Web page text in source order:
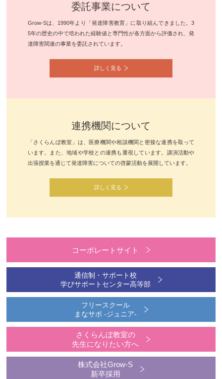
委託事業について
Grow-Sは、1990年より「発達障害教育」に取り組んできました。3
5年の歴史の中で培われた経験値と専門性が各方面から評価され、発
達障害関連の事業を委託されています。
詳しく見る
連携機関について
「さくらんぼ教室」は、医療機関や相談機関と密接な連携を取って
います。また、地域や学校との連携も重視しています。講演活動や
出張授業を通じて発達障害についての啓蒙活動を展開しています。
詳しく見る
コーポレートサイト
通信制・サポート校
学びサポートセンター高等部
フリースクール
まなサポ -ジュニア-
さくらんぼ教室の
先生になりたい方へ
株式会社Grow-S
新卒採用